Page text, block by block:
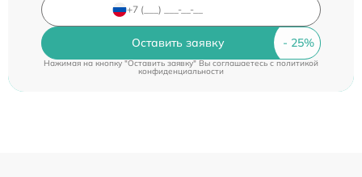
Оставить заявку
Нажимая на кнопку "Оставить заявку" Вы соглашаетесь cполитикой
конфиденциальности